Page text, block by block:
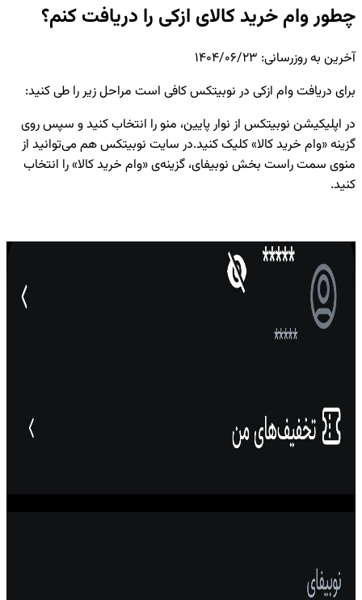
چطور وام خرید کالای ازکی را دریافت کنم؟
آخرین به روزرسانی: ۱۴۰۴/۰۶/۲۳
برای دریافت وام ازکی در نوبیتکس کافی است مراحل زیر را طی کنید:
در اپلیکیشن نوبیتکس از نوار پایین، منو را انتخاب کنید و سپس روی
گزینه «وام خرید کالا» کلیک کنید. در سایت نوبیتکس هم می‌توانید از
منوی سمت راست بخش نوبیفای، گزینه‌ی «وام خرید کالا» را انتخاب
کنید.